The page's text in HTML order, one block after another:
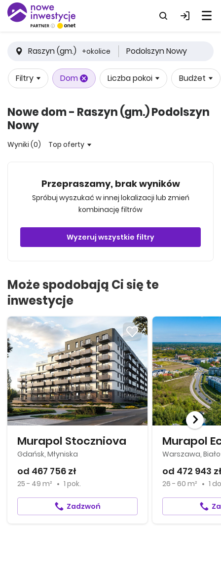
Raszyn (gm.) +okolice Podolszyn Nowy
Filtry Dom Liczba pokoi Budżet
Nowe dom - Raszyn (gm.) Podolszyn
Nowy
Wyniki (0) Top oferty
Przepraszamy, brak wyników
Spróbuj wyszukać w innej lokalizacji lub zmień
kombinację filtrów
Wyzeruj wszystkie filtry
Może spodobają Ci się te
inwestycje
Murapol Stoczniova
Gdańsk, Młyniska
od 467 756 zł
25 - 49 m² 1 pok.
Zadzwoń
Murapol
Warszawa,
od 472 943
26 - 60 m² 1